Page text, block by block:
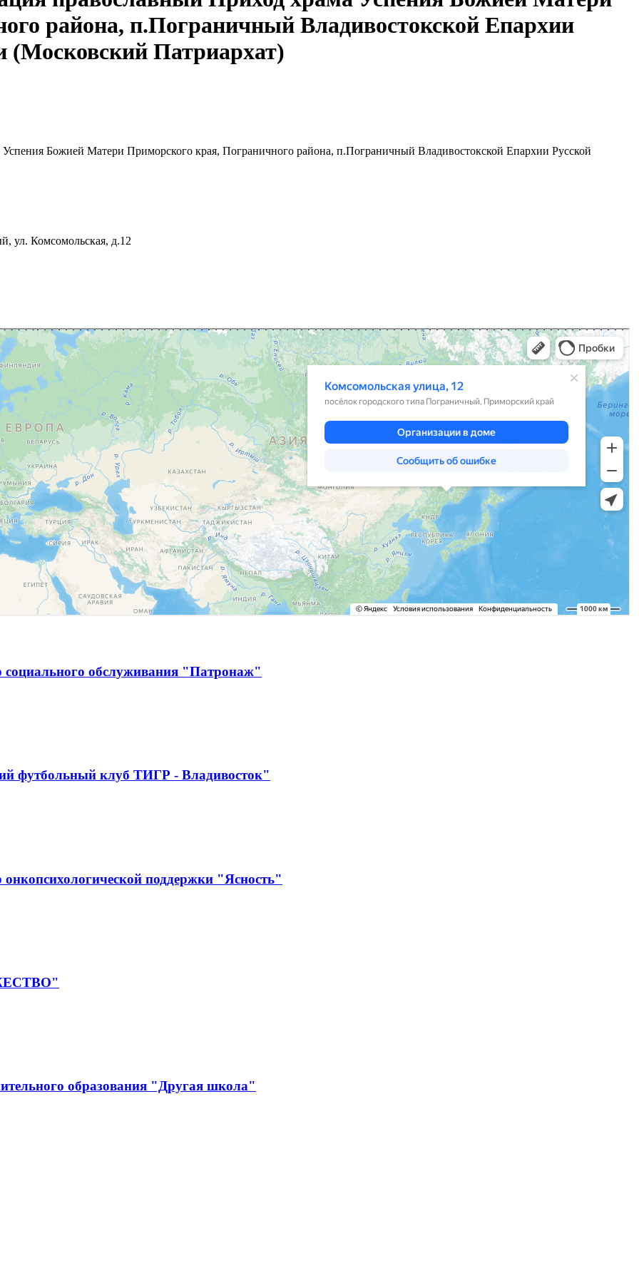
района, п.Пограничный Владивостокской Епархии
(Московский Патриархат)
Божией Матери Приморского края, Пограничного района, п.Пограничный Владивостокской Епархии Русской
ул. Комсомольская, д.12
социального обслуживания "Патронаж"
футбольный клуб ТИГР - Владивосток"
поддержки "Ясность"
образования "Другая школа"